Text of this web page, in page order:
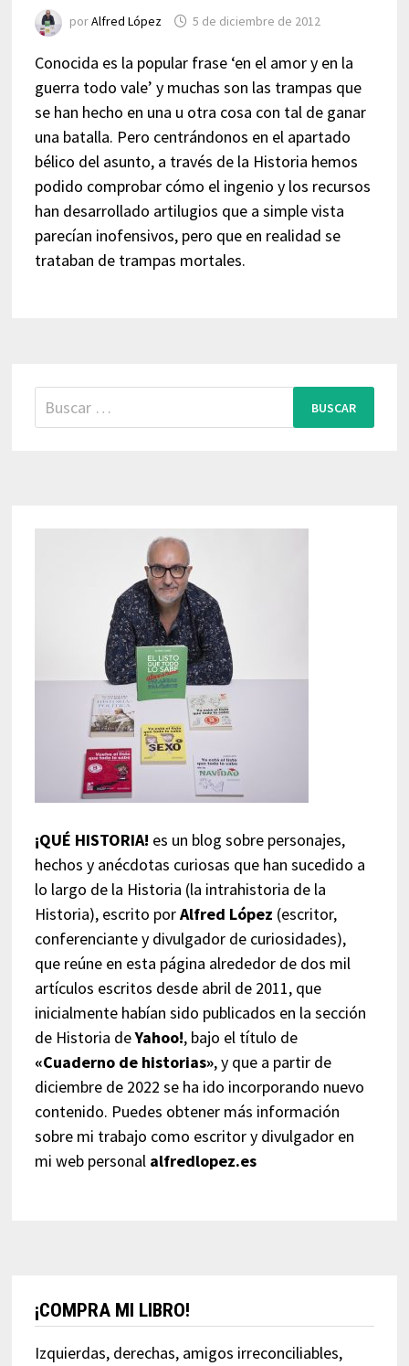
porAlfred López 5 de diciembre de 2012
Conocida es la popular frase ‘en el amor y en la
guerra todo vale’ y muchas son las trampas que
se han hecho en una u otra cosa con tal de ganar
una batalla. Pero centrándonos en el apartado
bélico del asunto, a través de la Historia hemos
podido comprobar cómo el ingenio y los recursos
han desarrollado artilugios que a simple vista
parecían inofensivos, pero que en realidad se
trataban de trampas mortales.
Buscar:
¡QUÉ HISTORIA! es un blog sobre personajes,
hechos y anécdotas curiosas que han sucedido a
lo largo de la Historia (la intrahistoria de la
Historia), escrito porAlfred López (escritor,
conferenciante y divulgador de curiosidades),
que reúne en esta página alrededor de dos mil
artículos escritos desde abril de 2011, que
inicialmente habían sido publicados en la sección
de Historia deYahoo!, bajo el título de
«Cuaderno de historias», y que a partir de
diciembre de 2022 se ha ido incorporando nuevo
contenido. Puedes obtener más información
sobre mi trabajo como escritor y divulgador en
mi web personal alfredlopez.es
¡COMPRA MI LIBRO!
Izquierdas, derechas, amigos irreconciliables,